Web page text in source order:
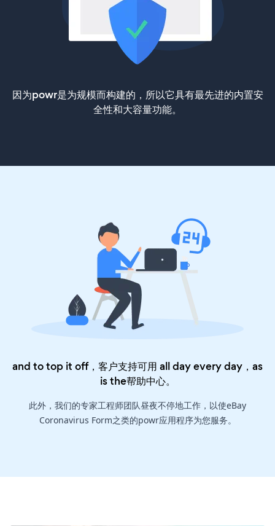
因为powr是为规模而构建的，所以它具有最先进的内置安
全性和大容量功能。
and to top it off，客户支持可用 all day every day，as
is the帮助中心。
此外，我们的专家工程师团队昼夜不停地工作，以使eBay
Coronavirus Form之类的powr应用程序为您服务。